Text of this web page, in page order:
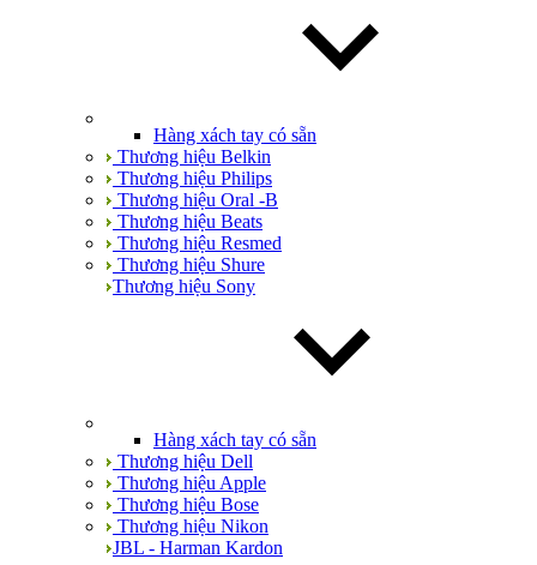
Hàng xách tay có sẵn
Thương hiệu Belkin
Thương hiệu Philips
Thương hiệu Oral -B
Thương hiệu Beats
Thương hiệu Resmed
Thương hiệu Shure
Thương hiệu Sony
Hàng xách tay có sẵn
Thương hiệu Dell
Thương hiệu Apple
Thương hiệu Bose
Thương hiệu Nikon
JBL - Harman Kardon